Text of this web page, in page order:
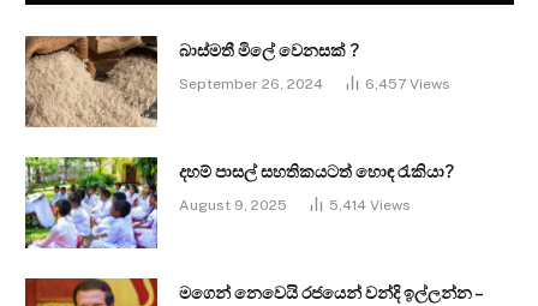
බාස්මතී මිලේ වෙනසක් ?
September 26, 2024 6,457 Views
දහම් පාසල් සහතිකයටත් හොඳ රැකියා?
August 9, 2025 5,414 Views
මගෙන් නෙවෙයි රජයෙන් වන්දි ඉල්ලන්න –